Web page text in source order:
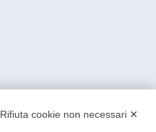
Rifiuta cookie non necessari ✕